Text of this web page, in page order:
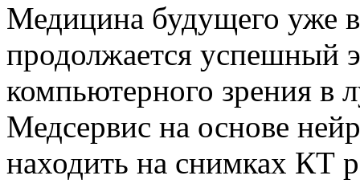
Медицина будущего уже
продолжается успешный
компьютерного зрения в
Медсервис на основе
находить на снимках КТ